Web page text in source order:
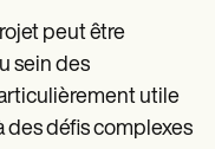
peut être
sein des
utile
des défis complexes